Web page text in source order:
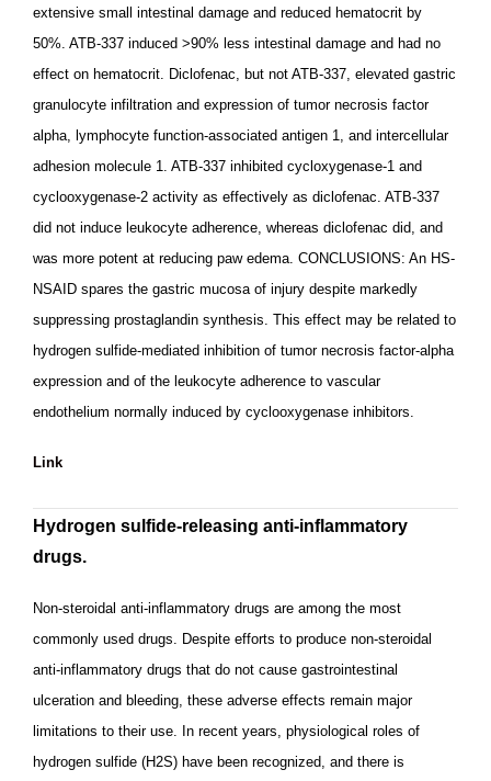
extensive small intestinal damage and reduced hematocrit by
50%. ATB-337 induced >90% less intestinal damage and had no
effect on hematocrit. Diclofenac, but not ATB-337, elevated gastric
granulocyte infiltration and expression of tumor necrosis factor
alpha, lymphocyte function-associated antigen 1, and intercellular
adhesion molecule 1. ATB-337 inhibited cycloxygenase-1 and
cyclooxygenase-2 activity as effectively as diclofenac. ATB-337
did not induce leukocyte adherence, whereas diclofenac did, and
was more potent at reducing paw edema. CONCLUSIONS: An HS-
NSAID spares the gastric mucosa of injury despite markedly
suppressing prostaglandin synthesis. This effect may be related to
hydrogen sulfide-mediated inhibition of tumor necrosis factor-alpha
expression and of the leukocyte adherence to vascular
endothelium normally induced by cyclooxygenase inhibitors.
Link
Hydrogen sulfide-releasing anti-inflammatory
drugs.
Non-steroidal anti-inflammatory drugs are among the most
commonly used drugs. Despite efforts to produce non-steroidal
anti-inflammatory drugs that do not cause gastrointestinal
ulceration and bleeding, these adverse effects remain major
limitations to their use. In recent years, physiological roles of
hydrogen sulfide (H2S) have been recognized, and there is